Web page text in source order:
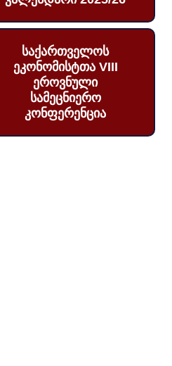
საქართველოს
ეკონომისტთა VIII
ეროვნული
სამეცნიერო
კონფერენცია